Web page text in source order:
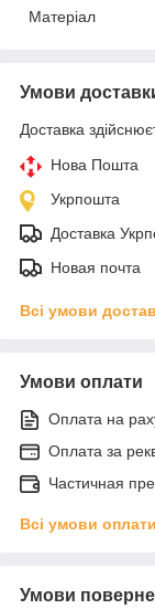
Матеріал
Умови
Доставка
Нова Пошта
Укрпошта
Доставка
Новая почта
Всі умови
Умови оплати
Оплата на
Оплата за
Частичная
Всі умови оплати
Умови